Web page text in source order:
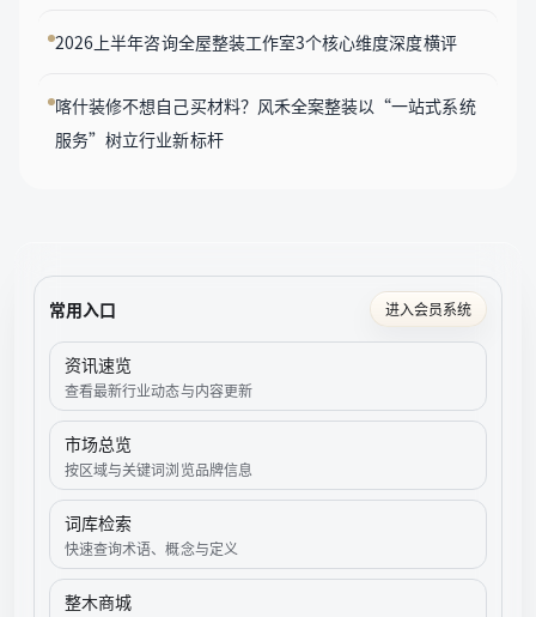
2026上半年咨询全屋整装工作室3个核心维度深度横评
喀什装修不想自己买材料？风禾全案整装以“一站式系统
服务”树立行业新标杆
常用入口 进入会员系统
资讯速览
查看最新行业动态与内容更新
市场总览
按区域与关键词浏览品牌信息
词库检索
快速查询术语、概念与定义
整木商城